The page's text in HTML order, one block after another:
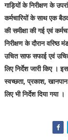
गाड़ियों के निरीक्षण के
कर्मचारियों के साथ एक
की समीक्षा की गई एवं
निरीक्षण के दौरान वरिष्ठ
उचित साफ सफाई एवं
लिए निर्देश जारी किए ।
स्वच्छता, प्रकाश,
लिए भी निर्देश दिया गया ।